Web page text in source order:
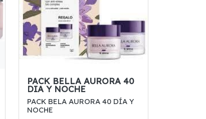
PACK BELLA AURORA 40
DIA Y NOCHE
PACK BELA AURORA 40 DÍA Y
NOCHE